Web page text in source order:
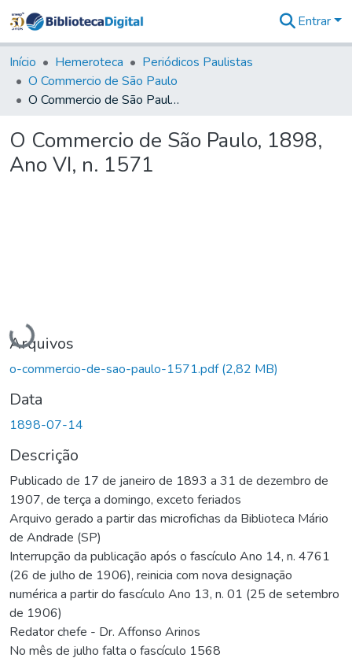
&
Coleções
Tudo na
Biblioteca
Estatísticas
Entrar
Início Hemeroteca
Periódicos Paulistas
O Commercio de São Paulo
O Commercio de São Paulo, 1898, Ano VI, n. 1571
O Commercio de São Paulo, 1898,
Ano VI, n. 1571
Carregando...
Arquivos
o-commercio-de-sao-paulo-1571.pdf(2,82 MB)
Data
1898-07-14
Descrição
Publicado de 17 de janeiro de 1893 a 31 de dezembro de
1907, de terça a domingo, exceto feriados
Arquivo gerado a partir das microfichas da Biblioteca Mário
de Andrade (SP)
Interrupção da publicação após o fascículo Ano 14, n. 4761
(26 de julho de 1906), reinicia com nova designação
numérica a partir do fascículo Ano 13, n. 01 (25 de setembro
de 1906)
Redator chefe - Dr. Affonso Arinos
No mês de julho falta o fascículo 1568